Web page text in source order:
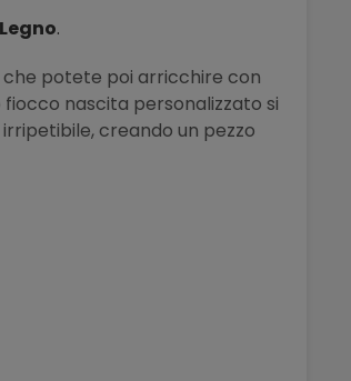
Legno.
che potete poi arricchire con
nascita personalizzato si
creando un pezzo